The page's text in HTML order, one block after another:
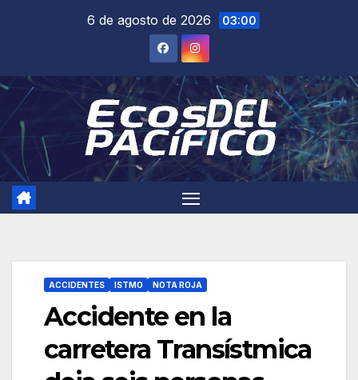
6 de agosto de 2026 03:00
ACCIDENTES ISTMO NOTA ROJA
Accidente en la
carretera Transístmica